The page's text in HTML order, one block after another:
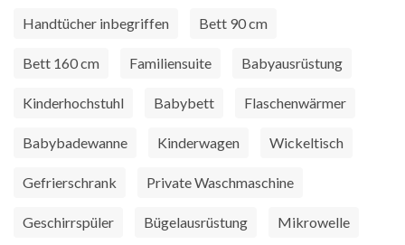
Handtücher inbegriffen Bett 90 cm
Bett 160 cm Familiensuite Babyausrüstung
Kinderhochstuhl Babybett Flaschenwärmer
Babybadewanne Kinderwagen Wickeltisch
Gefrierschrank Private Waschmaschine
Geschirrspüler Bügelausrüstung Mikrowelle